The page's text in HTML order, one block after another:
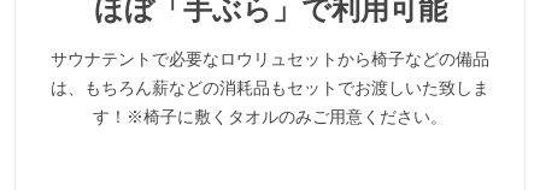
ほぼ「手ぶら」で利用可能
サウナテントで必要なロウリュセットから椅子などの備品
は、もちろん薪などの消耗品もセットでお渡しいた致しま
す！※椅子に敷くタオルのみご用意ください。